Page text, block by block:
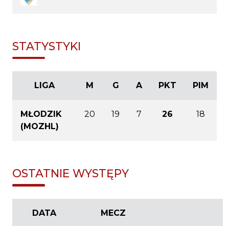
STATYSTYKI
LIGA M G A PKT PIM
MŁODZIK
(MOZHL)
20 19 7 26 18
OSTATNIE WYSTĘPY
DATA MECZ